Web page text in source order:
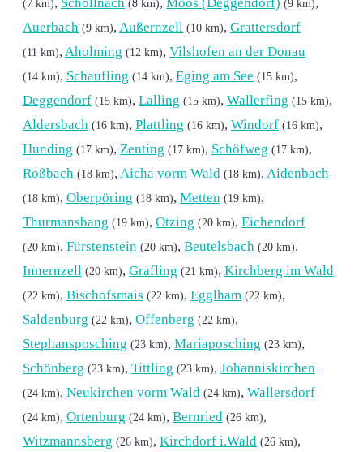
(7 km) (8 km) (9 km)
Auerbach (9 km), Außernzell (10 km), Grattersdorf
(11 km), Aholming (12 km), Vilshofen an der Donau
(14 km), Schaufling (14 km), Eging am See (15 km),
Deggendorf (15 km), Lalling (15 km), Wallerfing (15 km),
Aldersbach (16 km), Plattling (16 km), Windorf (16 km),
Hunding (17 km), Zenting (17 km), Schöfweg (17 km),
Roßbach (18 km), Aicha vorm Wald (18 km), Aidenbach
(18 km), Oberpöring (18 km), Metten (19 km),
Thurmansbang (19 km), Otzing (20 km), Eichendorf
(20 km), Fürstenstein (20 km), Beutelsbach (20 km),
Innernzell (20 km), Grafling (21 km), Kirchberg im Wald
(22 km), Bischofsmais (22 km), Egglham (22 km),
Saldenburg (22 km), Offenberg (22 km),
Stephansposching (23 km), Mariaposching (23 km),
Schönberg (23 km), Tittling (23 km), Johanniskirchen
(24 km), Neukirchen vorm Wald (24 km), Wallersdorf
(24 km), Ortenburg (24 km), Bernried (26 km),
Witzmannsberg (26 km), Kirchdorf i.Wald (26 km),